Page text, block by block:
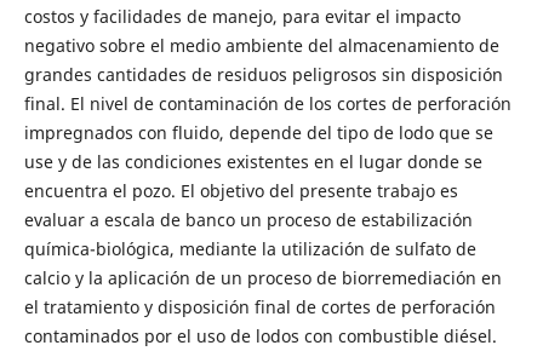
costos y facilidades de manejo, para evitar el impacto
negativo sobre el medio ambiente del almacenamiento de
grandes cantidades de residuos peligrosos sin disposición
final. El nivel de contaminación de los cortes de perforación
impregnados con fluido, depende del tipo de lodo que se
use y de las condiciones existentes en el lugar donde se
encuentra el pozo. El objetivo del presente trabajo es
evaluar a escala de banco un proceso de estabilización
química-biológica, mediante la utilización de sulfato de
calcio y la aplicación de un proceso de biorremediación en
el tratamiento y disposición final de cortes de perforación
contaminados por el uso de lodos con combustible diésel.